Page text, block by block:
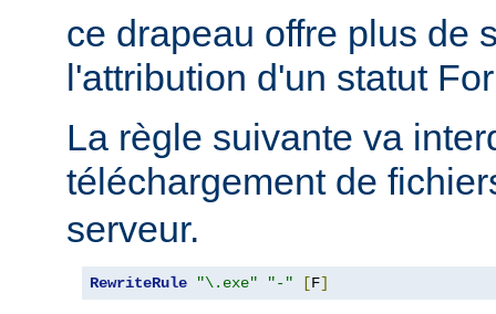
ce drapeau offre plus de
l'attribution d'un statut
La règle suivante va
téléchargement de
serveur.
RewriteRule "\.exe" "-" [F]